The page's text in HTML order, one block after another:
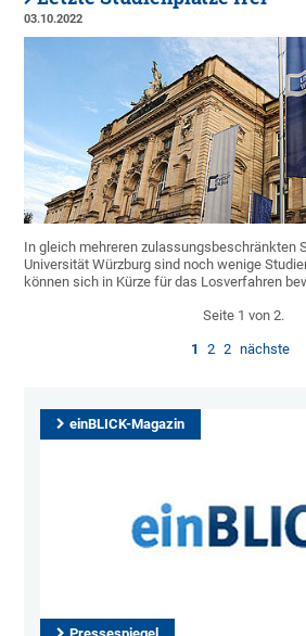
03.10.2022
In gleich mehreren zulassungsbeschränkten
Universität Würzburg sind noch wenige
können sich in Kürze für das Losverfahren
Seite 1 von 2.
1 2 2 nächste
einBLICK-Magazin